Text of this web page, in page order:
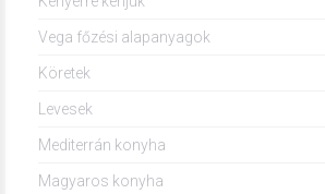
Vega főzési alapanyagok
Köretek
Levesek
Mediterrán konyha
Magyaros konyha